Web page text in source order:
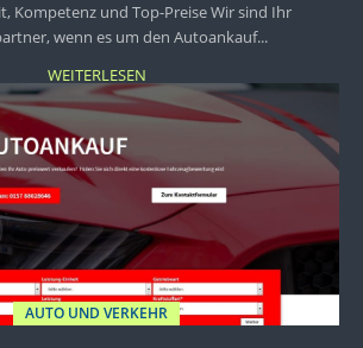
und Top-Preise Wir sind Ihr
wenn es um den Autoankauf...
WEITERLESEN
AUTO UND VERKEHR